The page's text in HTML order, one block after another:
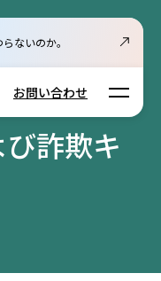
ないのか。
お問い合わせ Open
詐欺キ